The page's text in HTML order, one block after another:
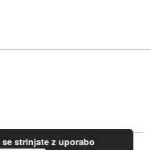
Piškotki
strinjate z uporabo